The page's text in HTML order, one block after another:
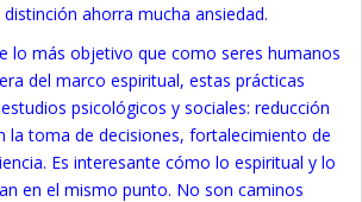
ahorra mucha ansiedad.
lo más objetivo que como seres humanos
del marco espiritual, estas prácticas
psicológicos y sociales: reducción
la toma de decisiones, fortalecimiento de
Es interesante cómo lo espiritual y lo
en el mismo punto. No son caminos